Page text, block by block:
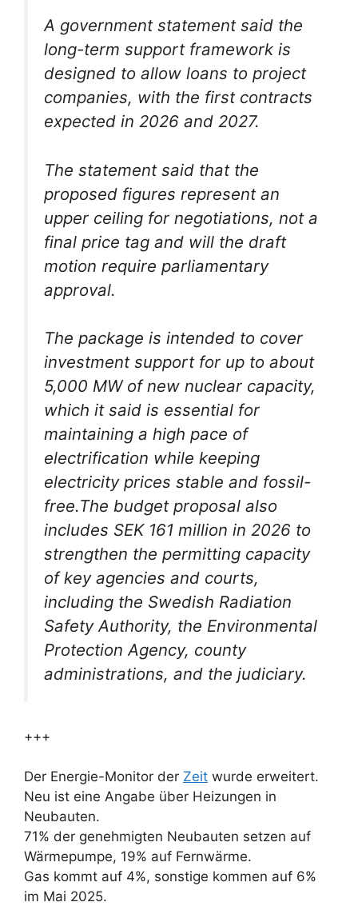
A government statement said the
long-term support framework is
designed to allow loans to project
companies, with the first contracts
expected in 2026 and 2027.
The statement said that the
proposed figures represent an
upper ceiling for negotiations, not a
final price tag and will the draft
motion require parliamentary
approval.
The package is intended to cover
investment support for up to about
5,000 MW of new nuclear capacity,
which it said is essential for
maintaining a high pace of
electrification while keeping
electricity prices stable and fossil-
free.The budget proposal also
includes SEK 161 million in 2026 to
strengthen the permitting capacity
of key agencies and courts,
including the Swedish Radiation
Safety Authority, the Environmental
Protection Agency, county
administrations, and the judiciary.
+++
Der Energie-Monitor der Zeit wurde erweitert.
Neu ist eine Angabe über Heizungen in
Neubauten.
71% der genehmigten Neubauten setzen auf
Wärmepumpe, 19% auf Fernwärme.
Gas kommt auf 4%, sonstige kommen auf 6%
im Mai 2025.